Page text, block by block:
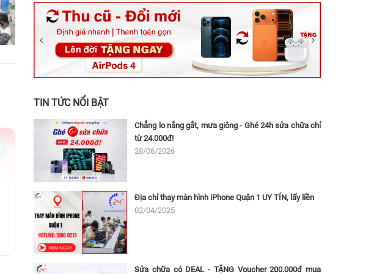
326 Lê Văn Việt, Tăng Nhơn Phú, Hồ Chí Minh (Q.9 TP. Thủ Đức cũ)
256 Võ Văn Ngân, Thủ Đức, Hồ Chí Minh (Bình Thọ, TP. Thủ Đức Cũ)
70 Nguyễn An Ninh, Dĩ An, Hồ Chí Minh (Bình Dương Cũ)
24h Vũng Tàu: 162A Ba Cu, Vũng Tàu, Hồ Chí Minh (TP. Vũng Tàu cũ)
TIN TỨC NỔI BẬT
Chẳng lo nắng gắt, mưa giông - Ghé 24h sửa chữa chỉ
từ 24.000đ!
28/06/2026
Địa chỉ thay màn hình iPhone Quận 1 UY TÍN, lấy liền
02/04/2025
Sửa chữa có DEAL - TẶNG Voucher 200.000đ mua